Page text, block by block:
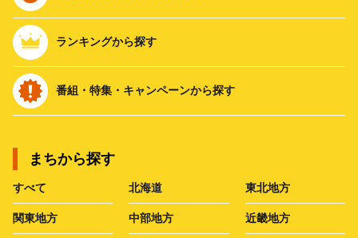
ランキングから探す
番組・特集・キャンペーンから探す
まちから探す
すべて 北海道 東北地方
関東地方 中部地方 近畿地方